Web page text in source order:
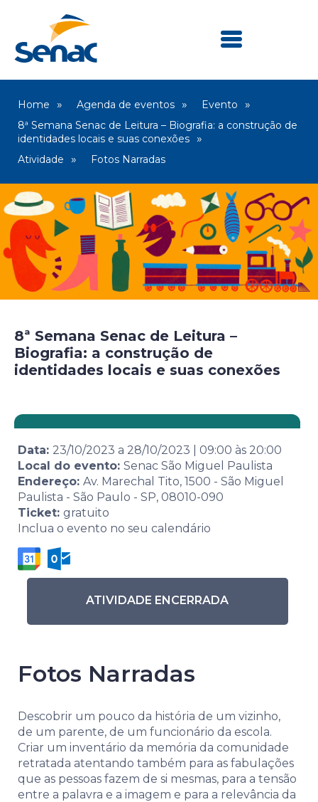
Home Agenda de eventos
Evento
8ª Semana Senac de Leitura – Biografia: a construção de
identidades locais e suas conexões
Atividade
Fotos Narradas
8ª Semana Senac de Leitura –
Biografia: a construção de
identidades locais e suas conexões
Data: 23/10/2023 a 28/10/2023 09:00 às 20:00
Local do evento: Senac São Miguel Paulista
Endereço: Av. Marechal Tito, 1500 - São Miguel
Paulista - São Paulo - SP, 08010-090
Ticket: gratuito
Inclua o evento no seu calendário
ATIVIDADE ENCERRADA
Fotos Narradas
Descobrir um pouco da história de um vizinho,
de um parente, de um funcionário da escola.
Criar um inventário da memória da comunidade
retratada atentando também para as fabulações
que as pessoas fazem de si mesmas, para a tensão
entre a palavra e a imagem e para a relevância da